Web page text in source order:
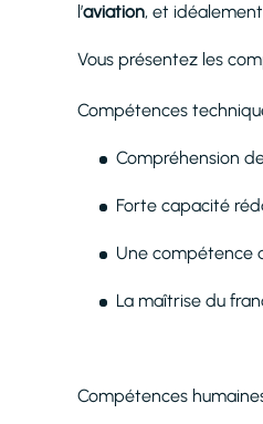
l’aviation, et
Vous présentez les
Compétences
Compréhension
Forte capacité
Une compétence
La maîtrise du
Compétences